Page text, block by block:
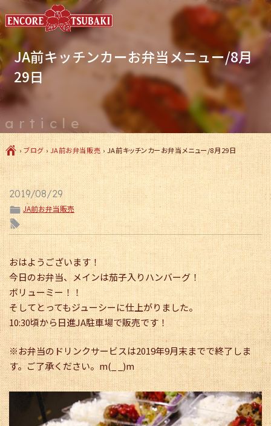
article
JA前キッチンカーお弁当メニュー/8月
29日
Ç›ブログ›JA前お弁当販売›JA前キッチンカーお弁当メニュー/8月29日
2019/08/29
ë JA前お弁当販売
l
おはようございます！
今日のお弁当、メインは茄子入りハンバーグ！
ボリューミー！！
そしてとってもジューシーに仕上がりました。
10:30頃から日進JA駐車場で販売です！
※お弁当のドリンクサービスは2019年9月末までで終了しま
す。ご了承ください。m(_ _)m